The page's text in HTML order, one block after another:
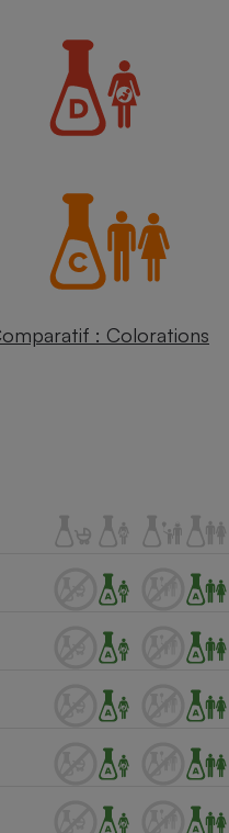
: Colorations
Complément
alimentaire
bouteille
Assurance emprunteur
Banque
Petit électroménager -
Plaque de cuisson à
Climatiseur -
Téléviseur
Smartphone
Antivirus
Matelas
Climatiseur -
Ventilateur
Mutuelle